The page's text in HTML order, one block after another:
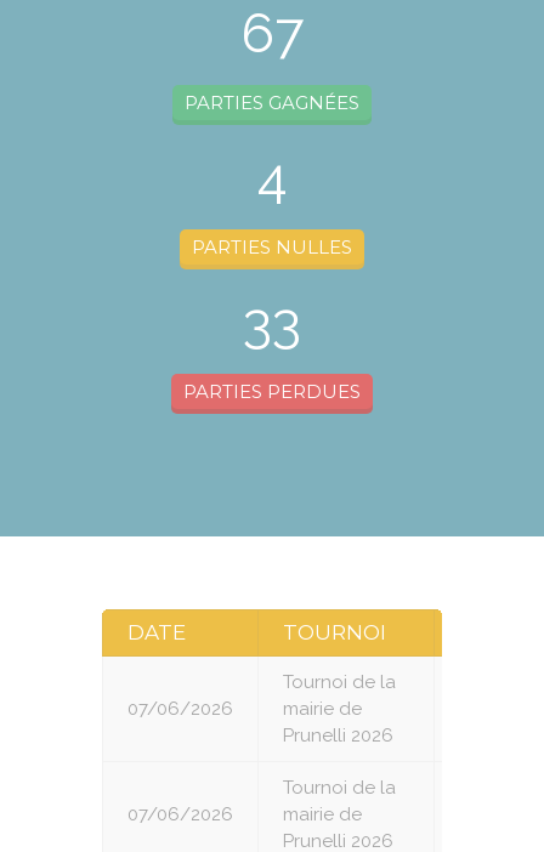
67
PARTIES GAGNÉES
4
PARTIES NULLES
33
PARTIES PERDUES
DATE TOURNOI
07/06/2026
Tournoi de la
mairie de
Prunelli 2026
07/06/2026
Tournoi de la
mairie de
Prunelli 2026